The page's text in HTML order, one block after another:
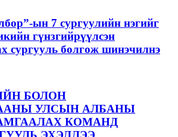
ын 7 сургуулийн нэгийг
гүнзгийрүүлсэн
сургууль болгож шинэчилнэ
БОЛОН
УЛСЫН АЛБАНЫ
КОМАНД